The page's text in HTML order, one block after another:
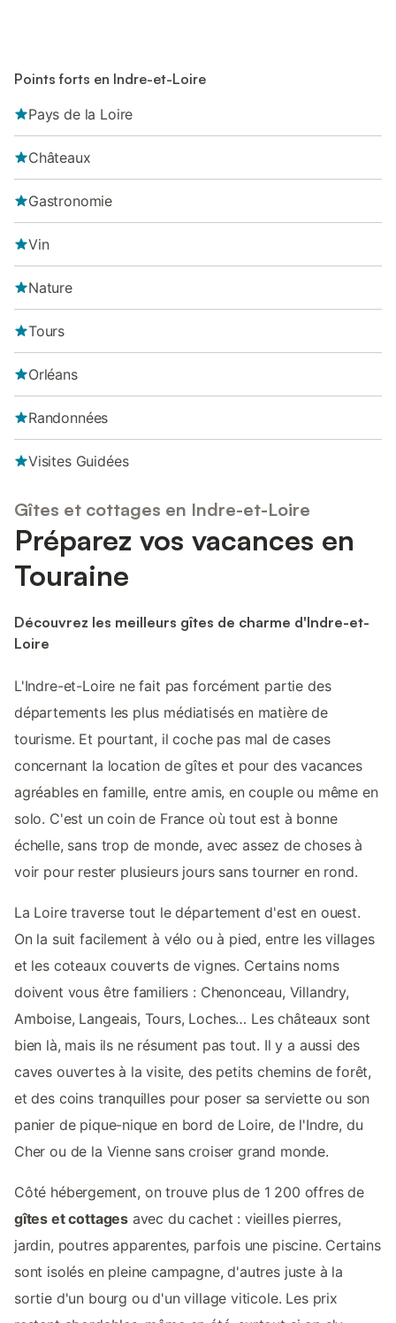
Points forts en Indre-et-Loire
Pays de la Loire
Châteaux
Gastronomie
Vin
Nature
Tours
Orléans
Randonnées
Visites Guidées
Gîtes et cottages en Indre-et-Loire
Préparez vos vacances en
Touraine
Découvrez les meilleurs gîtes de charme d'Indre-et-
Loire
L'Indre-et-Loire ne fait pas forcément partie des
départements les plus médiatisés en matière de
tourisme. Et pourtant, il coche pas mal de cases
concernant la location de gîtes et pour des vacances
agréables en famille, entre amis, en couple ou même en
solo. C'est un coin de France où tout est à bonne
échelle, sans trop de monde, avec assez de choses à
voir pour rester plusieurs jours sans tourner en rond.
La Loire traverse tout le département d'est en ouest.
On la suit facilement à vélo ou à pied, entre les villages
et les coteaux couverts de vignes. Certains noms
doivent vous être familiers : Chenonceau, Villandry,
Amboise, Langeais, Tours, Loches… Les châteaux sont
bien là, mais ils ne résument pas tout. Il y a aussi des
caves ouvertes à la visite, des petits chemins de forêt,
et des coins tranquilles pour poser sa serviette ou son
panier de pique-nique en bord de Loire, de l'Indre, du
Cher ou de la Vienne sans croiser grand monde.
Côté hébergement, on trouve plus de 1 200 offres de
gîtes et cottages avec du cachet : vieilles pierres,
jardin, poutres apparentes, parfois une piscine. Certains
sont isolés en pleine campagne, d'autres juste à la
sortie d'un bourg ou d'un village viticole. Les prix